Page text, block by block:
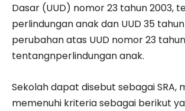
Dasar (UUD) nomor 23 tahun 2003,
perlindungan anak dan UUD 35
perubahan atas UUD nomor 23
tentangnperlindungan anak.
Sekolah dapat disebut sebagai SRA,
memenuhi kriteria sebagai berikut